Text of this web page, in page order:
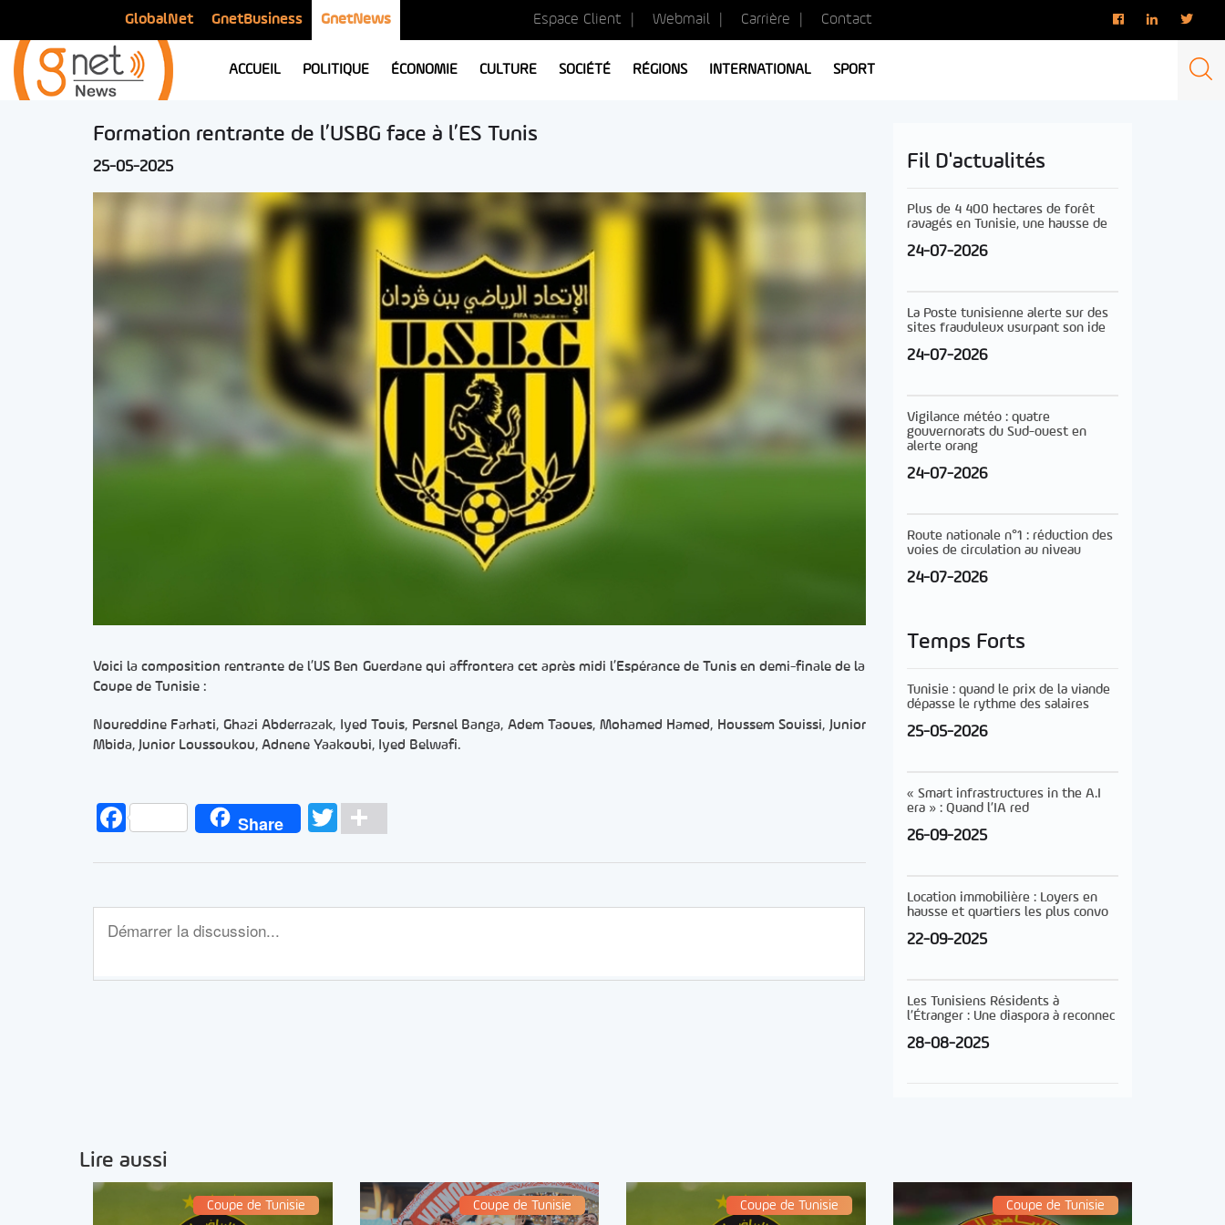
GlobalNet GnetBusiness GnetNews Espace Client Webmail Carrière Contact
ACCUEIL POLITIQUE ÉCONOMIE CULTURE SOCIÉTÉ RÉGIONS INTERNATIONAL SPORT
Formation rentrante de l’USBG face à l’ES Tunis
25-05-2025
Voici la composition rentrante de l’US Ben Guerdane qui affrontera cet après midi l’Espérance de Tunis en demi-finale de la
Coupe de Tunisie :
Noureddine Farhati, Ghazi Abderrazak, Iyed Touis, Persnel Banga, Adem Taoues, Mohamed Hamed, Houssem Souissi, Junior
Mbida, Junior Loussoukou, Adnene Yaakoubi, Iyed Belwafi.
FacebookShare TwitterPartager
Fil D'actualités
Plus de 4 400 hectares de forêt
ravagés en Tunisie, une hausse de
24-07-2026
La Poste tunisienne alerte sur des
sites frauduleux usurpant son ide
24-07-2026
Vigilance météo : quatre
gouvernorats du Sud-ouest en
alerte orang
24-07-2026
Route nationale n°1 : réduction des
voies de circulation au niveau
24-07-2026
Temps Forts
Tunisie : quand le prix de la viande
dépasse le rythme des salaires
25-05-2026
« Smart infrastructures in the A.I
era » : Quand l’IA red
26-09-2025
Location immobilière : Loyers en
hausse et quartiers les plus convo
22-09-2025
Les Tunisiens Résidents à
l’Étranger : Une diaspora à reconnec
28-08-2025
Lire aussi
Coupe de Tunisie Coupe de Tunisie Coupe de Tunisie Coupe de Tunisie